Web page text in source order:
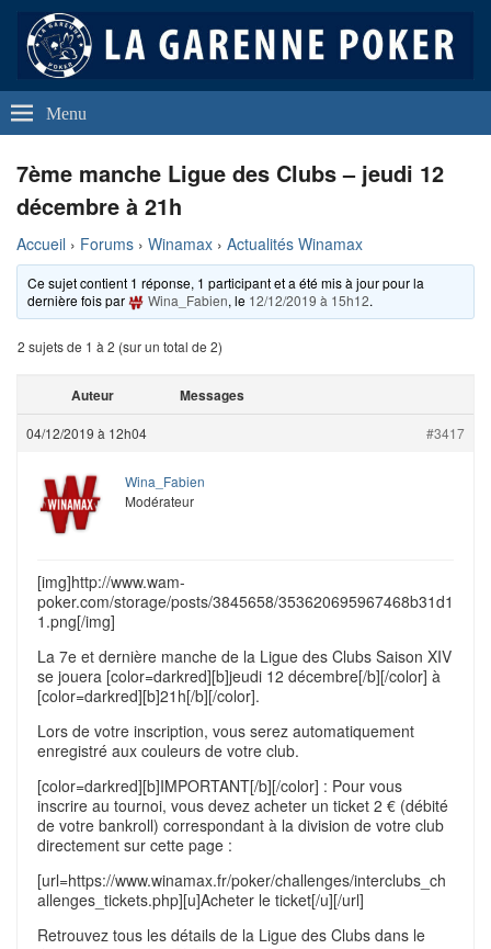
La Garenne Poker
Club de Poker de La Garenne Colombes (92250)
Menu
7ème manche Ligue des Clubs – jeudi 12
décembre à 21h
Accueil › Forums › Winamax › Actualités Winamax
Ce sujet contient 1 réponse, 1 participant et a été mis à jour pour la
dernière fois par
Wina_Fabien, le 12/12/2019 à 15h12.
2 sujets de 1 à 2 (sur un total de 2)
Auteur Messages
04/12/2019 à 12h04 #3417
Wina_Fabien
Modérateur
[img]http://www.wam-
poker.com/storage/posts/3845658/353620695967468b31d1
1.png[/img]
La 7e et dernière manche de la Ligue des Clubs Saison XIV
se jouera [color=darkred][b]jeudi 12 décembre[/b][/color] à
[color=darkred][b]21h[/b][/color].
Lors de votre inscription, vous serez automatiquement
enregistré aux couleurs de votre club.
[color=darkred][b]IMPORTANT[/b][/color] : Pour vous
inscrire au tournoi, vous devez acheter un ticket 2 € (débité
de votre bankroll) correspondant à la division de votre club
directement sur cette page :
[url=https://www.winamax.fr/poker/challenges/interclubs_ch
allenges_tickets.php][u]Acheter le ticket[/u][/url]
Retrouvez tous les détails de la Ligue des Clubs dans le